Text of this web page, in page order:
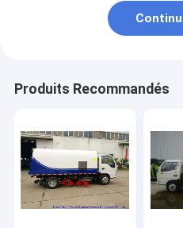
Produits Recommandés